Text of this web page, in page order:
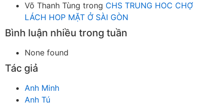
Võ Thanh Tùng trong CHS TRUNG HOC CHỢ
LÁCH HOP MẶT Ở SÀI GÒN
Bình luận nhiều trong tuần
None found
Tác giả
Anh Minh
Anh Tú